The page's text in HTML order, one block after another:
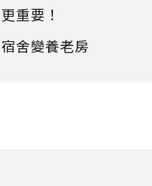
重要！
舍變養老房